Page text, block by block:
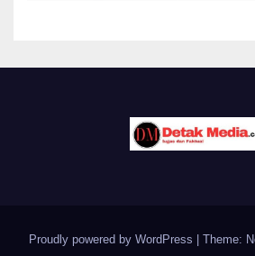
Proudly powered by WordPress Theme: